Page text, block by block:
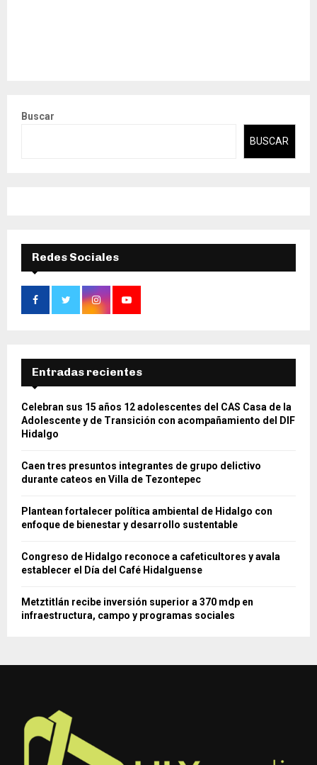
Buscar
BUSCAR
Redes Sociales
Entradas recientes
Celebran sus 15 años 12 adolescentes del CAS Casa de la
Adolescente y de Transición con acompañamiento del DIF
Hidalgo
Caen tres presuntos integrantes de grupo delictivo
durante cateos en Villa de Tezontepec
Plantean fortalecer política ambiental de Hidalgo con
enfoque de bienestar y desarrollo sustentable
Congreso de Hidalgo reconoce a cafeticultores y avala
establecer el Día del Café Hidalguense
Metztitlán recibe inversión superior a 370 mdp en
infraestructura, campo y programas sociales